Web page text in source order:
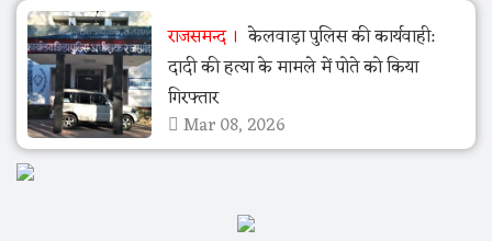
राजसमन्द
केलवाड़ा पुलिस की कार्यवाही:
दादी की हत्या के मामले में पोते को किया
गिरफ्तार
Mar 08, 2026